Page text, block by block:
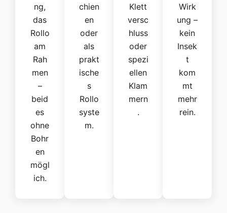
ng,
das
Rollo
am
Rah
men
–
beid
es
ohne
Bohr
en
mögl
ich.
chien
en
oder
als
prakt
ische
s
Rollo
syste
m.
Klett
versc
hluss
oder
spezi
ellen
Klam
mern
.
Wirk
ung –
kein
Insek
t
kom
mt
mehr
rein.